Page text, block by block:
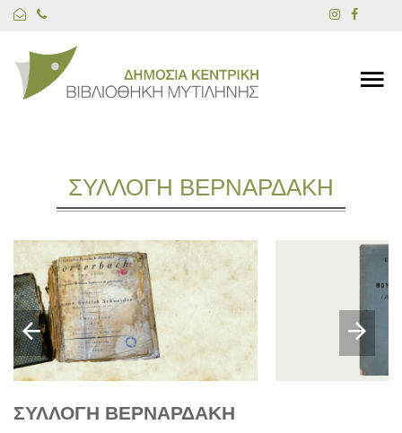
ΣΥΛΛΟΓΗ ΒΕΡΝΑΡΔΑΚΗ
ΣΥΛΛΟΓΗ ΒΕΡΝΑΡΔΑΚΗ